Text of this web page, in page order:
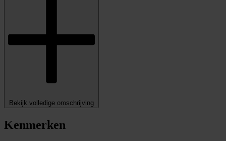
Bekijk volledige omschrijving
Kenmerken